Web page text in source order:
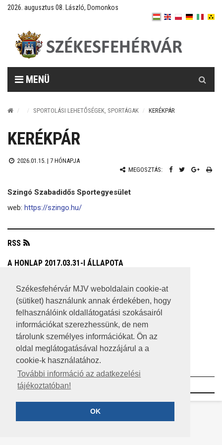
Székesfehérvár MJV weboldalain cookie-at
(sütiket) használunk annak érdekében, hogy
felhasználóink oldallátogatási szokásairól
információkat szerezhessünk, de nem
tárolunk személyes információkat. Ön az
oldal meglátogatásával hozzájárul a a
cookie-k használatához.
További információ az adatkezelési
tájékoztatóban!
OK
2026. augusztus 08. László, Domonkos
MENÜ
SPORTOLÁSI LEHETŐSÉGEK, SPORTÁGAK KERÉKPÁR
KERÉKPÁR
2026.01.15. | 7 HÓNAPJA
MEGOSZTÁS:
Szingó Szabadidős Sportegyesület
web: https://szingo.hu/
RSS
A HONLAP 2017.03.31-I ÁLLAPOTA
JOGI NYILATKOZAT
IMPRESSZUM
MÉDIAAJÁNLAT
KÖZÉRDEKŰ ADATOK
ADATVÉDELEM
©2023 SZÉKESFEHÉRVÁR MEGYEI JOGÚ VÁROS